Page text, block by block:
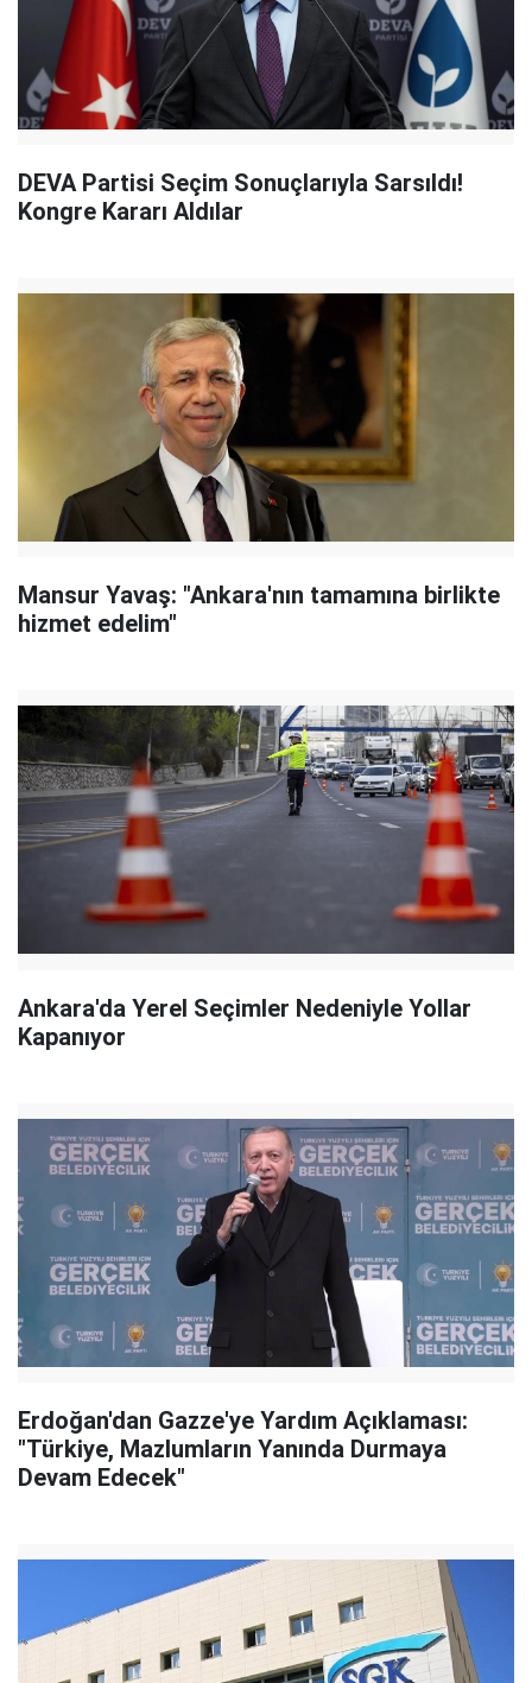
DEVA Partisi Seçim Sonuçlarıyla Sarsıldı!
Kongre Kararı Aldılar
Mansur Yavaş: "Ankara'nın tamamına birlikte
hizmet edelim"
Ankara'da Yerel Seçimler Nedeniyle Yollar
Kapanıyor
Erdoğan'dan Gazze'ye Yardım Açıklaması:
"Türkiye, Mazlumların Yanında Durmaya
Devam Edecek"